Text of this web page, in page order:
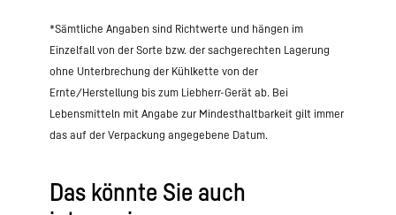
*Sämtliche Angaben sind Richtwerte und hängen im
Einzelfall von der Sorte bzw. der sachgerechten Lagerung
ohne Unterbrechung der Kühlkette von der
Ernte/Herstellung bis zum Liebherr-Gerät ab. Bei
Lebensmitteln mit Angabe zur Mindesthaltbarkeit gilt immer
das auf der Verpackung angegebene Datum.
Das könnte Sie auch